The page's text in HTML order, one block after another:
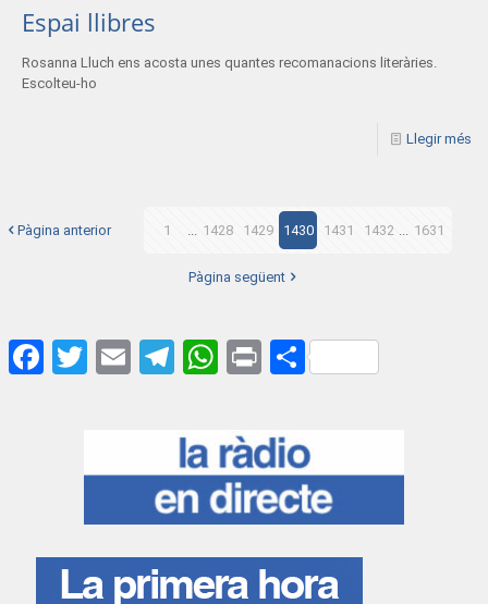
Espai llibres
Rosanna Lluch ens acosta unes quantes recomanacions literàries.
Escolteu-ho
Llegir més
Pàgina anterior 1 ... 1428 1429 1430 1431 1432 ... 1631
Pàgina següent
Facebook
Twitter
EmailTelegram
WhatsApp
PrintShare